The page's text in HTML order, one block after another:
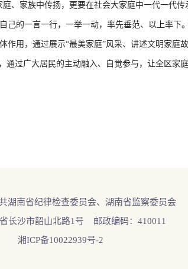
家族中传扬，更要在社会大家庭中一代一代传
己的一言一行，一举一动，率先垂范、以上率
作用，通过展示“最美家庭”风采、讲述文明家
通过广大居民的主动融入、自觉参与，让全区
湖南省纪律检查委员会、湖南省监察委员会
长沙市韶山北路1号 邮政编码：410011
湘ICP备10022939号-2